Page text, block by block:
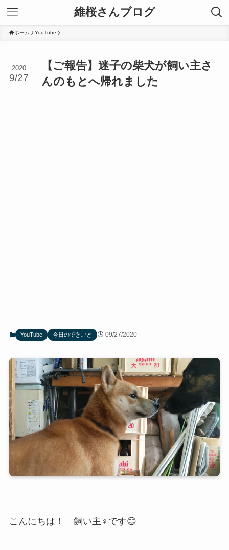
維桜さんブログ
ホーム YouTube
【ご報告】迷子の柴犬が飼い主さ
んのもとへ帰れました
2020
9/27
YouTube 今日のできごと 09/27/2020
こんにちは！ 飼い主♀です😊